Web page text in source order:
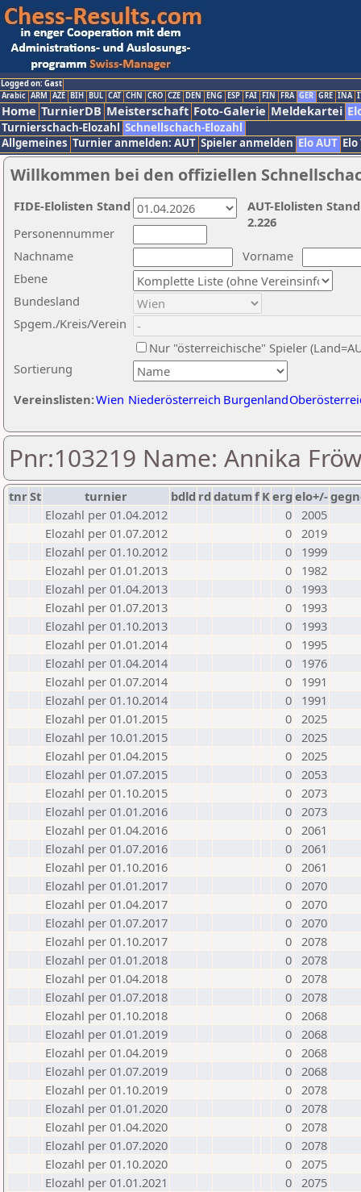
Logged on: Gast
Arabic ARM AZE BIH BUL CAT CHN CRO CZE DEN ENG ESP FAI FIN FRA GER GRE INA
Home TurnierDB Meisterschaft Foto-Galerie Meldekartei
Turnierschach-Elozahl Schnellschach-Elozahl
Allgemeines Turnier anmelden: AUT Spieler anmelden Elo AUT
Willkommen bei den offiziellen
Nachname
Vorname
Ebene
Sortierung
Personennummer
Bundesland
Spgem./Kreis/Verein
Nur "österreichische" Spieler
Vereinslisten:Wien Niederösterreich Burgenland
AUT-Elolisten
2.226
FIDE-Elolisten Stand
Pnr:103219 Name: Annika
tnrSt turnier bdld rd datumf Kerg elo+/-
Elozahl per 01.04.2012
0 2005
Elozahl per 01.07.2012
0 2019
Elozahl per 01.10.2012
0
1999
Elozahl per 01.01.2013
0
1982
Elozahl per 01.04.2013
0
1993
Elozahl per 01.07.2013
0
1993
Elozahl per 01.10.2013
0
1993
Elozahl per 01.01.2014
0
1995
Elozahl per 01.04.2014
0
1976
Elozahl per 01.07.2014
0
1991
Elozahl per 01.10.2014
0
1991
Elozahl per 01.01.2015
0 2025
Elozahl per 10.01.2015
0 2025
Elozahl per 01.04.2015
0 2025
Elozahl per 01.07.2015
0 2053
Elozahl per 01.10.2015
0 2073
Elozahl per 01.01.2016
0 2073
Elozahl per 01.04.2016
0 2061
Elozahl per 01.07.2016
0 2061
Elozahl per 01.10.2016
0 2061
Elozahl per 01.01.2017
0 2070
Elozahl per 01.04.2017
0 2070
Elozahl per 01.07.2017
0 2070
Elozahl per 01.10.2017
0 2078
Elozahl per 01.01.2018
0 2078
Elozahl per 01.04.2018
0 2078
Elozahl per 01.07.2018
0 2078
Elozahl per 01.10.2018
0 2068
Elozahl per 01.01.2019
0 2068
Elozahl per 01.04.2019
0 2068
Elozahl per 01.07.2019
0 2068
Elozahl per 01.10.2019
0 2078
Elozahl per 01.01.2020
0 2078
Elozahl per 01.04.2020
0 2078
Elozahl per 01.07.2020
0 2078
Elozahl per 01.10.2020
0 2075
Elozahl per 01.01.2021
0 2075